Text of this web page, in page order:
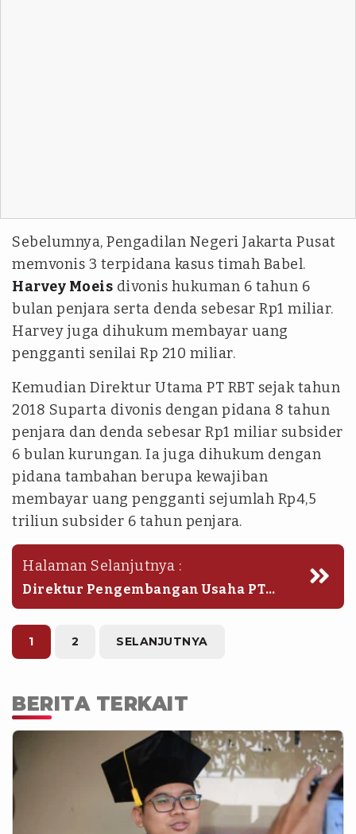
Sebelumnya, Pengadilan Negeri Jakarta Pusat
memvonis 3 terpidana kasus timah Babel.
Harvey Moeis divonis hukuman 6 tahun 6
bulan penjara serta denda sebesar Rp1 miliar.
Harvey juga dihukum membayar uang
pengganti senilai Rp 210 miliar.
Kemudian Direktur Utama PT RBT sejak tahun
2018 Suparta divonis dengan pidana 8 tahun
penjara dan denda sebesar Rp1 miliar subsider
6 bulan kurungan. Ia juga dihukum dengan
pidana tambahan berupa kewajiban
membayar uang pengganti sejumlah Rp4,5
triliun subsider 6 tahun penjara.
Halaman Selanjutnya :
Direktur Pengembangan Usaha PT
Refined Bangka Tin (RBT) Reza
Andriansyah dihukum dengan pidana
penjara selama 5 tahun dan denda
sebesar Rp750 juta subsider 3 bulan
1 2 SELANJUTNYA
BERITA TERKAIT